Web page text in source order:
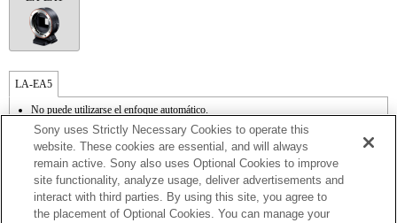
LA-EA5
No puede utilizarse el enfoque automático.
Disponible con un adaptador de monturas
No admite el modo SteadyShot.
El sonido de control del diafragma se graba con el micrófono interno.
La función de Creatividad fotográfica mo funciona.
Outside the A (Aperture priority), S (Shutter priority), and M (Manual) modes, the
shutter speed and the aperture can not be adjusted during the movie recording.
La función [Lens Comp] (Compensación de objetivos) no funciona.
Sony uses Strictly Necessary Cookies to operate this
website. These cookies are essential, and will always
remain active. Sony also uses Optional Cookies to improve
site functionality, analyze usage, deliver advertisements and
interact with third parties. By using this site, you agree to
the placement of Optional Cookies. You can manage your